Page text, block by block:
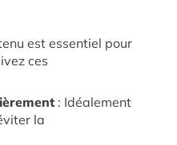
est essentiel pour
ces
: Idéalement
la